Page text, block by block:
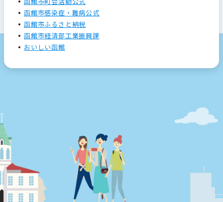
函館市感染症・難病公式
函館市ふるさと納税
函館市経済部工業振興課
おいしい函館